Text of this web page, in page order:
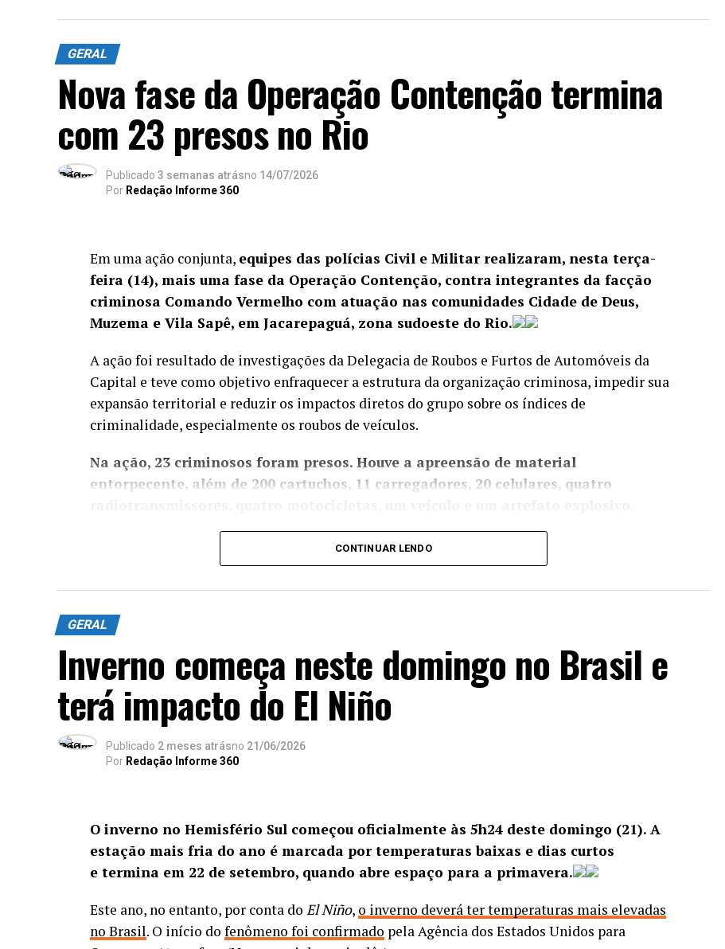
GERAL
Nova fase da Operação Contenção termina
com 23 presos no Rio
Publicado 3 semanas atrásno 14/07/2026
Por Redação Informe 360
Em uma ação conjunta, equipes das polícias Civil e Militar realizaram, nesta terça-
feira (14), mais uma fase da Operação Contenção, contra integrantes da facção
criminosa Comando Vermelho com atuação nas comunidades Cidade de Deus,
Muzema e Vila Sapê, em Jacarepaguá, zona sudoeste do Rio.
A ação foi resultado de investigações da Delegacia de Roubos e Furtos de Automóveis da
Capital e teve como objetivo enfraquecer a estrutura da organização criminosa, impedir sua
expansão territorial e reduzir os impactos diretos do grupo sobre os índices de
criminalidade, especialmente os roubos de veículos.
Na ação, 23 criminosos foram presos. Houve a apreensão de material
entorpecente, além de 200 cartuchos, 11 carregadores, 20 celulares, quatro
Os agentes também localizaram uma central de gatonet clandestina, e equipes da Delegacia
de Repressão aos Crimes Contra a Propriedade Imaterial (DRCPIM) fecharam uma loja de
multimarcas com dezenas de produtos falsificados.
Equipes do Batalhão de Polícia do Choque (BPChq) da Polícia Militar apreenderam
controlada pelo Comando Vermelho. Em uma área de mata fechada,três criminosos
foram baleados e encaminhados a um hospital público na Barra da Tijuca.
Segundo a Polícia Civil, a ação resulta de um trabalho de inteligência que identificou a
estrutura de atuação da organização criminosa e sua influência sobre diversos crimes
CONTINUAR LENDO
GERAL
Inverno começa neste domingo no Brasil e
terá impacto do El Niño
Publicado 2 meses atrásno 21/06/2026
Por Redação Informe 360
O inverno no Hemisfério Sul começou oficialmente às 5h24 deste domingo (21). A
estação mais fria do ano é marcada por temperaturas baixas e dias curtos
e termina em 22 de setembro, quando abre espaço para a primavera.
Este ano, no entanto, por conta do El Niño, o inverno deverá ter temperaturas mais elevadas
no Brasil. O início do fenômeno foi confirmado pela Agência dos Estados Unidos para